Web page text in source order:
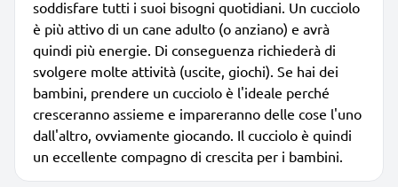
soddisfare tutti i suoi bisogni quotidiani. Un cucciolo
è più attivo di un cane adulto (o anziano) e avrà
quindi più energie. Di conseguenza richiederà di
svolgere molte attività (uscite, giochi). Se hai dei
bambini, prendere un cucciolo è l'ideale perché
cresceranno assieme e impareranno delle cose l'uno
dall'altro, ovviamente giocando. Il cucciolo è quindi
un eccellente compagno di crescita per i bambini.